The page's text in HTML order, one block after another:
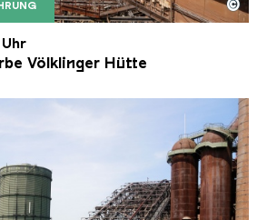
der Völklinger Hütte mit
Völklinger Hütte | Karl
©
Völklinger Hütte